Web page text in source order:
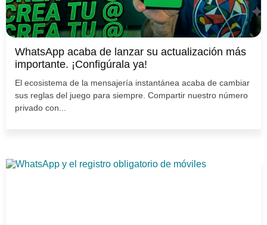
WhatsApp acaba de lanzar su actualización más
importante. ¡Configúrala ya!
El ecosistema de la mensajería instantánea acaba de cambiar
sus reglas del juego para siempre. Compartir nuestro número
privado con...